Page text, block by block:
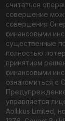
считаться
совершение
совершения
финансовыми
существенные
полностью
принятием
финансовыми
ознакомиться с
управляется
Aollikus Limited,